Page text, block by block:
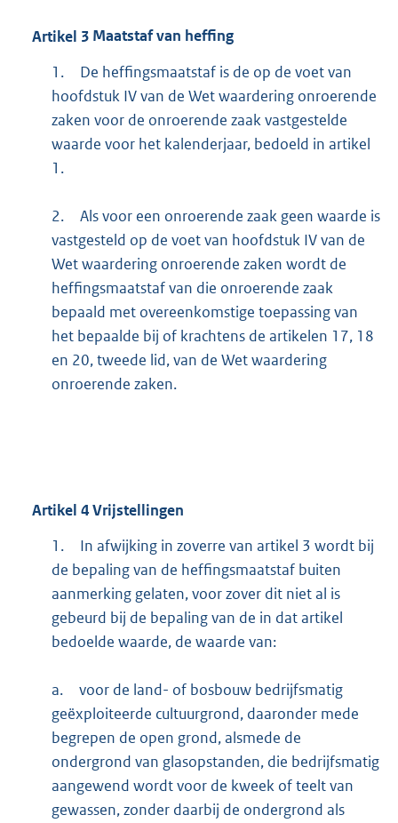
Artikel 3 Maatstaf van heffing
1.
De heffingsmaatstaf is de op de voet van
hoofdstuk IV van de Wet waardering onroerende
zaken voor de onroerende zaak vastgestelde
waarde voor het kalenderjaar, bedoeld in artikel
1.
2.
Als voor een onroerende zaak geen waarde is
vastgesteld op de voet van hoofdstuk IV van de
Wet waardering onroerende zaken wordt de
heffingsmaatstaf van die onroerende zaak
bepaald met overeenkomstige toepassing van
het bepaalde bij of krachtens de artikelen 17, 18
en 20, tweede lid, van de Wet waardering
onroerende zaken.
Artikel 4Vrijstellingen
1.
In afwijking in zoverre van artikel 3 wordt bij
de bepaling van de heffingsmaatstaf buiten
aanmerking gelaten, voor zover dit niet al is
gebeurd bij de bepaling van de in dat artikel
bedoelde waarde, de waarde van:
a.
voor de land- of bosbouw bedrijfsmatig
geëxploiteerde cultuurgrond, daaronder mede
begrepen de open grond, alsmede de
ondergrond van glasopstanden, die bedrijfsmatig
aangewend wordt voor de kweek of teelt van
gewassen, zonder daarbij de ondergrond als